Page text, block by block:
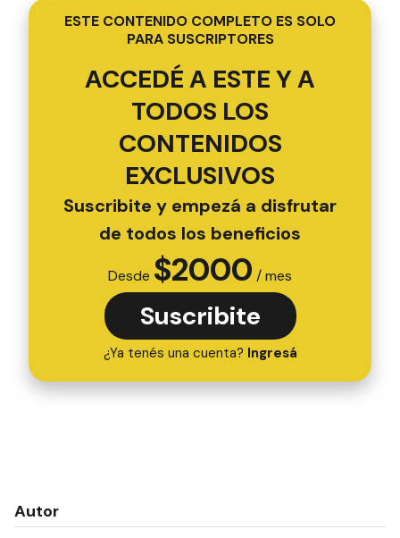
ESTE CONTENIDO COMPLETO ES SOLO
PARA SUSCRIPTORES
ACCEDÉ A ESTE Y A
TODOS LOS
CONTENIDOS
EXCLUSIVOS
Suscribite y empezá a disfrutar
de todos los beneficios
Desde $2000 / mes
Suscribite
¿Ya tenés una cuenta? Ingresá
Autor